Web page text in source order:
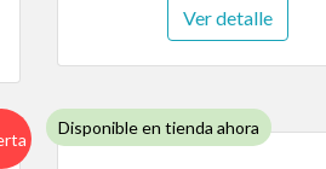
Ver detalle
Disponible en tienda ahora